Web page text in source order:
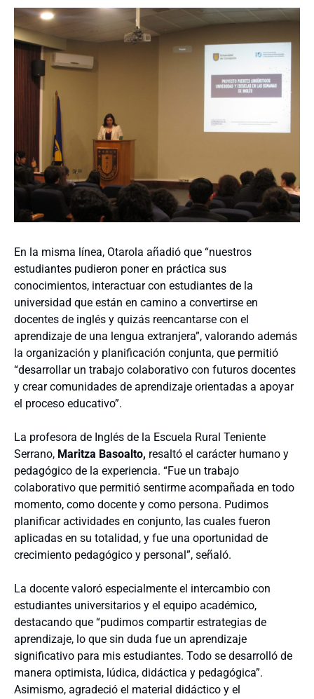
En la misma línea, Otarola añadió que “nuestros
estudiantes pudieron poner en práctica sus
conocimientos, interactuar con estudiantes de la
universidad que están en camino a convertirse en
docentes de inglés y quizás reencantarse con el
aprendizaje de una lengua extranjera”, valorando además
la organización y planificación conjunta, que permitió
“desarrollar un trabajo colaborativo con futuros docentes
y crear comunidades de aprendizaje orientadas a apoyar
el proceso educativo”.
La profesora de Inglés de la Escuela Rural Teniente
Serrano, Maritza Basoalto, resaltó el carácter humano y
pedagógico de la experiencia. “Fue un trabajo
colaborativo que permitió sentirme acompañada en todo
momento, como docente y como persona. Pudimos
planificar actividades en conjunto, las cuales fueron
aplicadas en su totalidad, y fue una oportunidad de
crecimiento pedagógico y personal”, señaló.
La docente valoró especialmente el intercambio con
estudiantes universitarios y el equipo académico,
destacando que “pudimos compartir estrategias de
aprendizaje, lo que sin duda fue un aprendizaje
significativo para mis estudiantes. Todo se desarrolló de
manera optimista, lúdica, didáctica y pedagógica”.
Asimismo, agradeció el material didáctico y el